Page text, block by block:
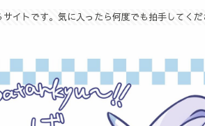
イトです。気に入ったら何度でも拍手してく